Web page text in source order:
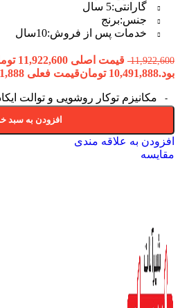
گارانتی:5 سال
جنس:برنج
خدمات پس از فروش:10سال
11,922,600
قیمت اصلی
بود.10,491,888 تومانقیمت فعلی 10,491,888 تومان است.
مکانیزم توکار روشویی و توالت
افزودن به سبد
افزودن به علاقه مندی
مقایسه